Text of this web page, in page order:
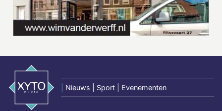
Nieuws | Sport | Evenementen